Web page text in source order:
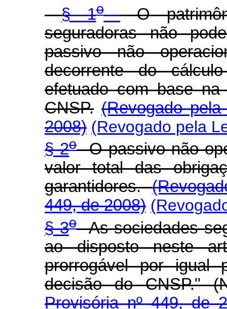
§ 1o
O
seguradoras não
passivo não
decorrente do
efetuado com base na
CNSP. (Revogado
2008) (Revogado pela
§ 2oO passivo não
valor total das
garantidores.
449, de 2008)
§ 3oAs sociedades
ao disposto neste
prorrogável por
decisão do CNSP."
Provisória nº 449, de